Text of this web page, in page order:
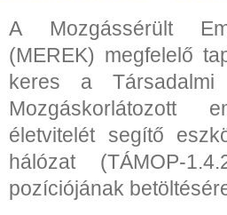
A Mozgássérült
(MEREK) megfelelő
keres a
Mozgáskorlátozott
életvitelét segítő
hálózat (TÁMOP-
pozíciójának